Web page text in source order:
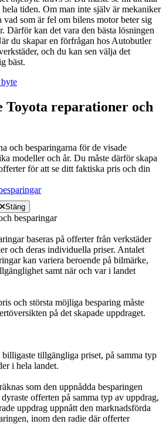
tiden. Om man inte själv är mekaniker
vad som är fel om bilens motor beter sig
Därför kan det vara den bästa lösningen
du skapar en förfrågan hos Autobutler
och du kan sen välja det
bäst.
Toyota reparationer och
och besparingarna för de visade
modeller och år. Du måste därför skapa
för att se ditt faktiska pris och din
Stäng
besparingar
baseras på offerter från verkstäder
och deras individuella priser. Antalet
kan variera beroende på bilmärke,
samt när och var i landet
och största möjliga besparing måste
på det skapade uppdraget.
tillgängliga priset, på samma typ
i hela landet.
som den uppnådda besparingen
offerten på samma typ av uppdrag,
uppdrag uppnått den marknadsförda
inom den radie där offerter